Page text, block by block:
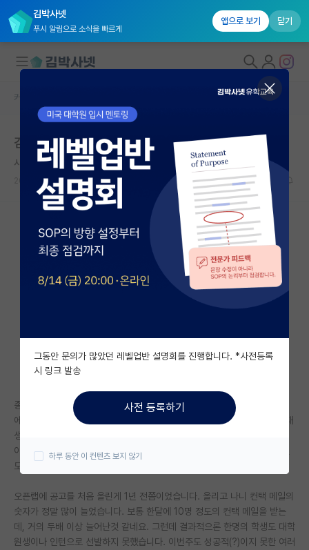
김박사넷
푸시 알림으로 소식을 빠르게
앱으로 보기 닫기
대학원생 모집
국내대학원 정보
연구실&오픈랩
커뮤니티
커뮤니티 홈
전체글보기
베스트 게시판
자유 게시판(아무개랩)
미국 유학 게시판
미국 대학원 합격 후기 게시판
대학원생 모집 게시판
연구실(PI) 홍보 게시판
석박사 채용 정보 게시판
임용 정보 게시판
커뮤니티 홈
김박사넷 오픈랩 공고를 올리면서 느낀점
사려깊은 블레즈 파스칼
2022.01.07 31 24060
종종 오픈랩에 대학원생/연구원 모집 공고를 올리는 교수입니다. 김박사넷
에서 소위 최상위권 대학이라고 불리는 곳이고, 연구실도 90% 이상이 자대
생인 연구실입니다. 그래도 김박사넷 오픈랩에 꾸준히 모집글을 올립니다.
이런 플랫폼을 써보고 싶은 것도 흥미롭고, 타대생들을 리크룻하고 싶은 것
도 있고요.
오픈랩에 공고를 처음 올린게 1년 전쯤이었습니다. 올리고 나니 컨택 메일의
숫자가 정말 많이 늘었습니다. 보통 한달에 10명 정도의 컨택 메일을 받는
데, 거의 두배 이상 늘어난것 같네요. 그런데 결과적으론 한명의 학생도 대학
원생이나 인턴으로 선발하지 못했습니다. 이번주도 성공적(?)이지 못한 여러
그동안 문의가 많았던 레벨업반 설명회를 진행합니다. *사전등록
시 링크 발송
사전 등록하기
하루 동안 이 컨텐츠 보지 않기